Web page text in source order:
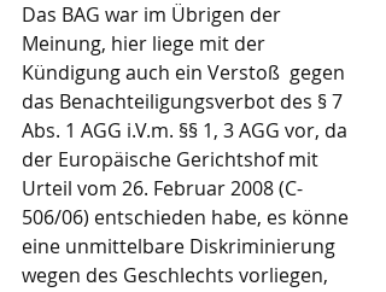
Das BAG war im Übrigen der
Meinung, hier liege mit der
Kündigung auch ein Verstoß  gegen
das Benachteiligungsverbot des § 7
Abs. 1 AGG i.V.m. §§ 1, 3 AGG vor, da
der Europäische Gerichtshof mit
Urteil vom 26. Februar 2008 (C-
506/06) entschieden habe, es könne
eine unmittelbare Diskriminierung
wegen des Geschlechts vorliegen,